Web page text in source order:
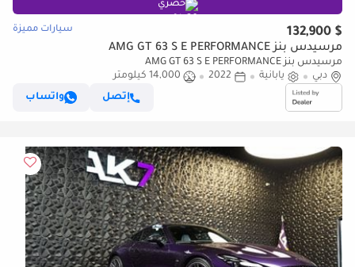
حصري
$ 132,900 سيارات مميزة
مرسيدس بنز AMG GT 63 S E PERFORMANCE
مرسيدس بنز AMG GT 63 S E PERFORMANCE
دبي
يابانية 2022
14,000 كيلومتر
إتصل
واتساب